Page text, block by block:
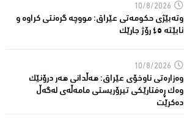
10/8/2026
وتەبێژی حکومەتی عێراق: مووچە گرەنتی کراوە و
نابێتە ٤٥ رۆژ جارێک
10/8/2026
وەزارەتی ناوخۆی عێراق: هەڵدانی هەر درۆنێک
وەک ڕەفتارێکی تیرۆریستی مامەڵەی لەگەڵ
دەکرێت